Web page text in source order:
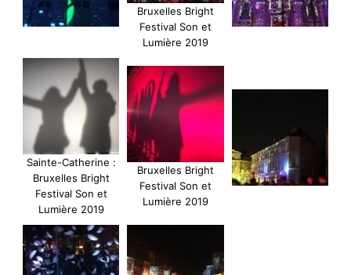
Bruxelles Bright
Festival Son et
Lumière 2019
Sainte-Catherine :
Bruxelles Bright
Festival Son et
Lumière 2019
Bruxelles Bright
Festival Son et
Lumière 2019